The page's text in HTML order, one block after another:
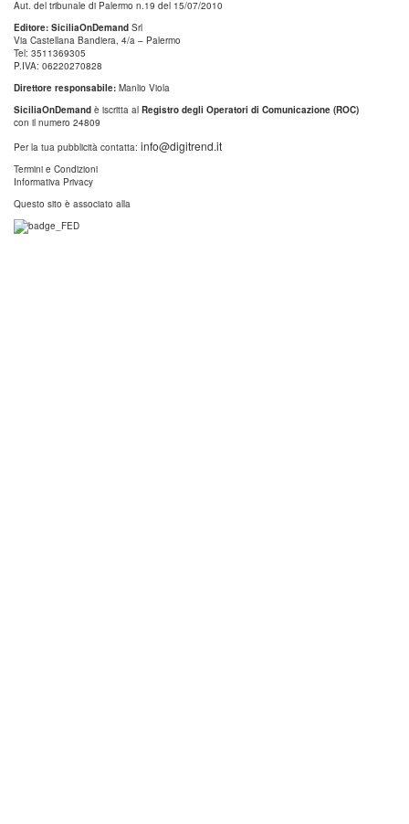
Aut. del tribunale di Palermo n.19 del 15/07/2010
Editore: SiciliaOnDemand Srl
Via Castellana Bandiera, 4/a – Palermo
Tel: 3511369305
P.IVA: 06220270828
Direttore responsabile: Manlio Viola
SiciliaOnDemand è iscritta al Registro degli Operatori di Comunicazione (ROC)
con il numero 24809
Per la tua pubblicità contatta: info@digitrend.it
Termini e Condizioni
Informativa Privacy
Questo sito è associato alla